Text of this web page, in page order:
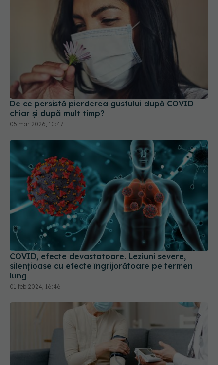
De ce persistă pierderea gustului după COVID
chiar și după mult timp?
05 mar 2026, 10:47
COVID, efecte devastatoare. Leziuni severe,
silențioase cu efecte îngrijorătoare pe termen
lung
01 feb 2024, 16:46